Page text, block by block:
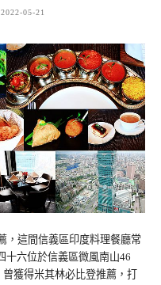
2022-05-21
，這間信義區印度料理餐廳常
十六位於信義區微風南山46
獲得米其林必比登推薦，打